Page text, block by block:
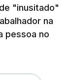
"inusitado"
na
pessoa no